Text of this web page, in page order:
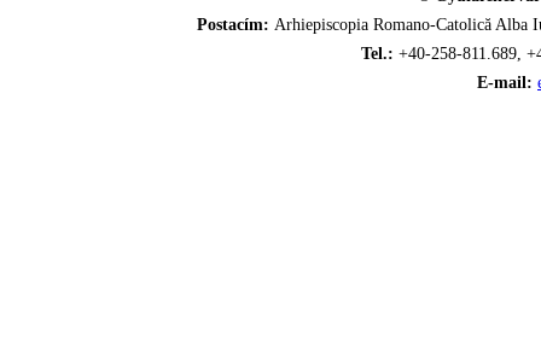
Postacím: Arhiepiscopia Romano-Catolică
Tel.: +40-258-811.689,
E-mail: